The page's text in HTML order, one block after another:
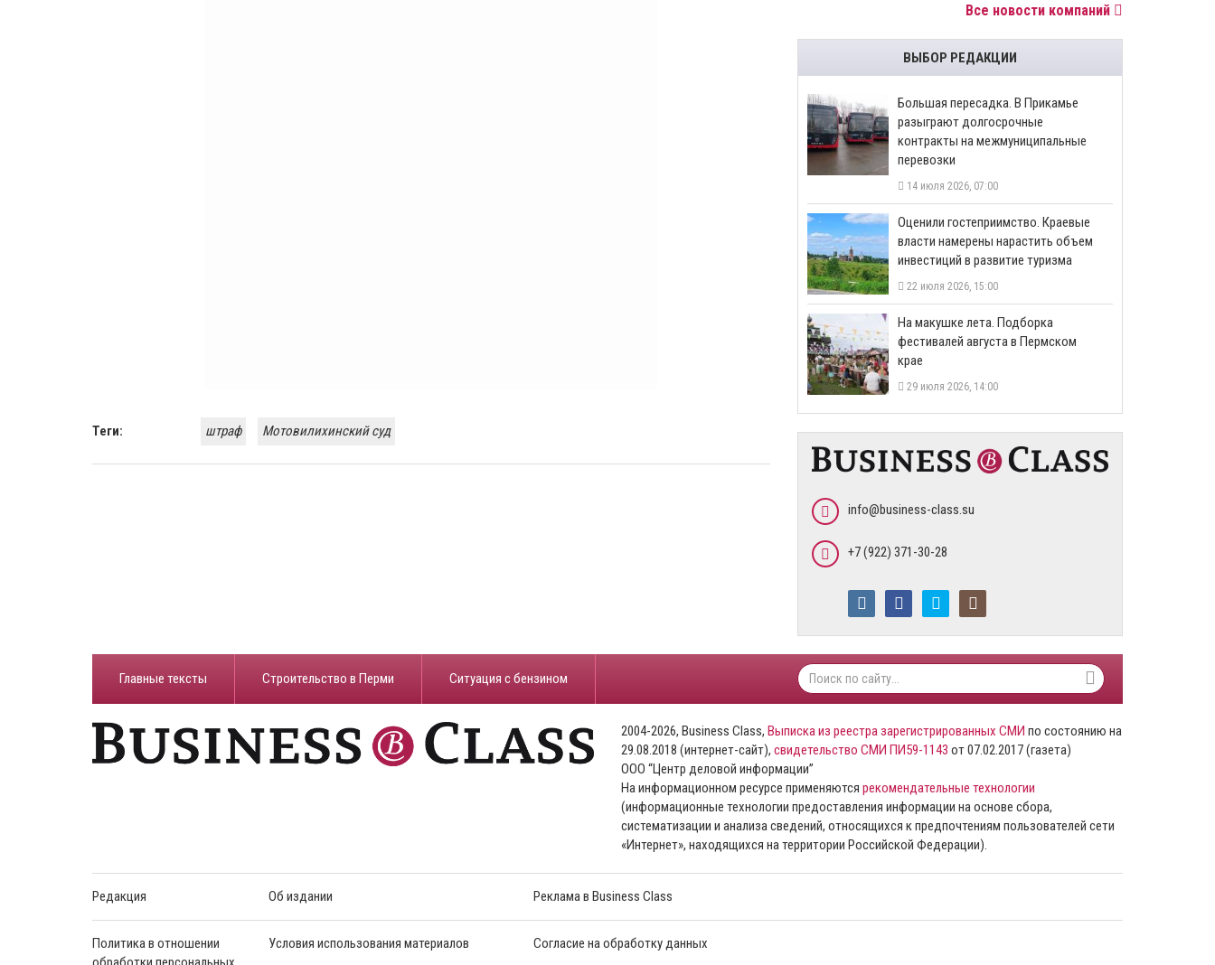
Теги: штраф Мотовилихинский суд
Все новости компаний
ВЫБОР РЕДАКЦИИ
Большая пересадка. В Прикамье
разыграют долгосрочные
контракты на межмуниципальные
перевозки
14 июля 2026, 07:00
Оценили гостеприимство. Краевые
власти намерены нарастить объем
инвестиций в развитие туризма
22 июля 2026, 15:00
На макушке лета. Подборка
фестивалей августа в Пермском
крае
29 июля 2026, 14:00
info@business-class.su
+7 (922) 371-30-28
Главные тексты Строительство в Перми ​Ситуация с бензином
2004-2026, Business Class, Выписка из реестра зарегистрированных СМИ по состоянию на
29.08.2018 (интернет-сайт), свидетельство СМИ ПИ59-1143 от 07.02.2017 (газета)
ООО “Центр деловой информации”
На информационном ресурсе применяются рекомендательные технологии
(информационные технологии предоставления информации на основе сбора,
систематизации и анализа сведений, относящихся к предпочтениям пользователей сети
«Интернет», находящихся на территории Российской Федерации).
Редакция Об издании Реклама в Business Class
Политика в отношении
Условия использования материалов Согласие на обработку данных